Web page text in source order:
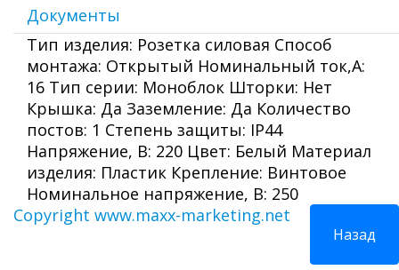
Документы
Тип изделия: Розетка силовая Способ
монтажа: Открытый Номинальный ток,А:
16 Тип серии: Моноблок Шторки: Нет
Крышка: Да Заземление: Да Количество
постов: 1 Степень защиты: IP44
Напряжение, В: 220 Цвет: Белый Материал
изделия: Пластик Крепление: Винтовое
Номинальное напряжение, В: 250
Copyright www.maxx-marketing.net